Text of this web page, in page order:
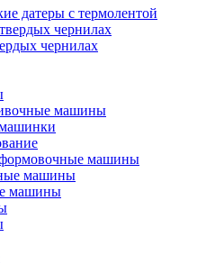
датеры с термолентой
чернилах
чернилах
машины
машины
машины
машины